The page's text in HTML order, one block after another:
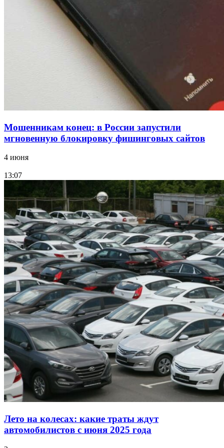
Волгоградские компании нарастили экспорт:
заключены контракты на 3,6 млн долларов
Мошенникам конец: в России запустили
мгновенную блокировку фишинговых сайтов
4 июня
13:07
Лето на колесах: какие траты ждут
автомобилистов с июня 2025 года